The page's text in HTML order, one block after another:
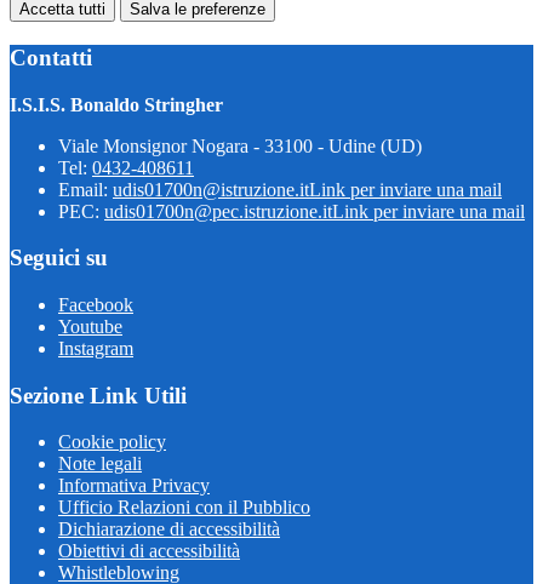
Accetta tutti Salva le preferenze
Contatti
I.S.I.S. Bonaldo Stringher
Viale Monsignor Nogara - 33100 - Udine (UD)
Tel: 0432-408611
Email: udis01700n@istruzione.itLink per inviare una mail
PEC: udis01700n@pec.istruzione.itLink per inviare una mail
Seguici su
Facebook
Youtube
Instagram
Sezione Link Utili
Cookie policy
Note legali
Informativa Privacy
Ufficio Relazioni con il Pubblico
Dichiarazione di accessibilità
Obiettivi di accessibilità
Whistleblowing